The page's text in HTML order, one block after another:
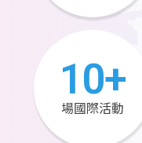
10+
場國際活動